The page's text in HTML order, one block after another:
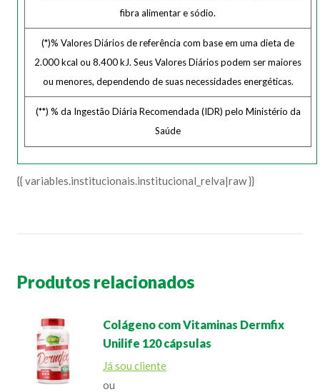
fibra alimentar e sódio.
(*)% Valores Diários de referência com base em uma dieta de
2.000 kcal ou 8.400 kJ. Seus Valores Diários podem ser maiores
ou menores, dependendo de suas necessidades energéticas.
(**) % da Ingestão Diária Recomendada (IDR) pelo Ministério da
Saúde
{{ variables.institucionais.institucional_relva|raw }}
Produtos relacionados
Colágeno com Vitaminas Dermfix
Unilife 120 cápsulas
Já sou cliente
ou